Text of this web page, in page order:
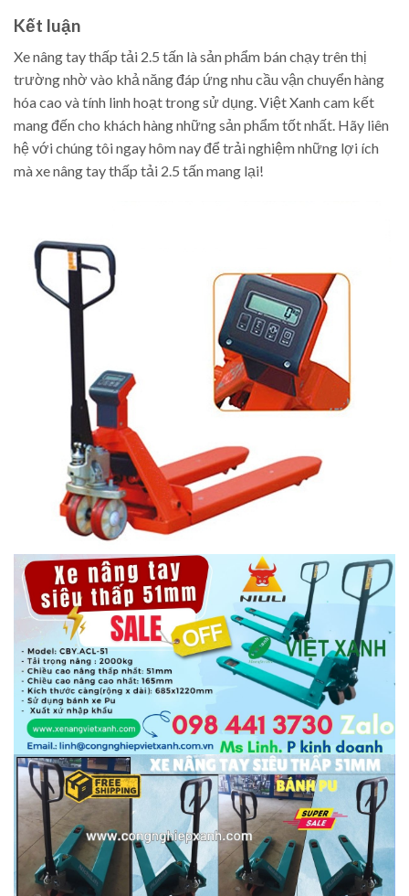
Kết luận
Xe nâng tay thấp tải 2.5 tấn là sản phẩm bán chạy trên thị
trường nhờ vào khả năng đáp ứng nhu cầu vận chuyển hàng
hóa cao và tính linh hoạt trong sử dụng. Việt Xanh cam kết
mang đến cho khách hàng những sản phẩm tốt nhất. Hãy liên
hệ với chúng tôi ngay hôm nay để trải nghiệm những lợi ích
mà xe nâng tay thấp tải 2.5 tấn mang lại!